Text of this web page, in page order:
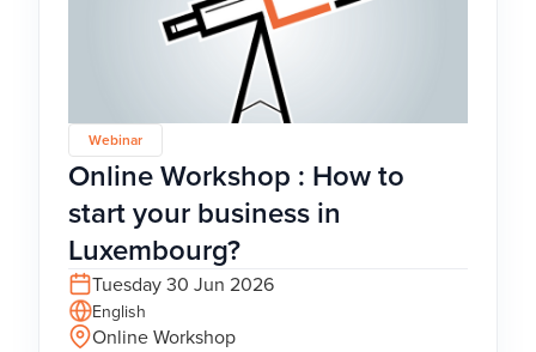
Webinar
Online Workshop : How to
start your business in
Luxembourg?
Tuesday 30 Jun 2026
English
Online Workshop